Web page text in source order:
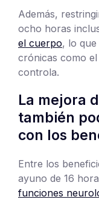
Además,
ocho horas
el cuerpo, lo
crónicas como
controla.
La mejora
también
con los
Entre los
ayuno de 16
funciones